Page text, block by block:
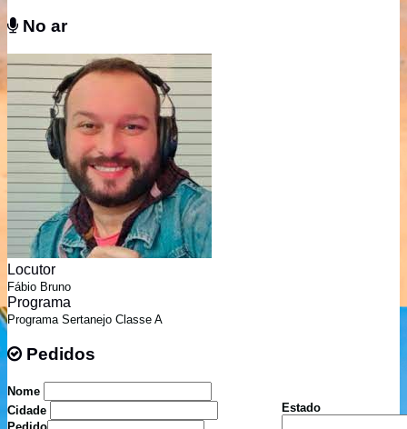
No ar
Locutor
Fábio Bruno
Programa
Programa Sertanejo Classe A
Pedidos
Nome
Cidade
Estado